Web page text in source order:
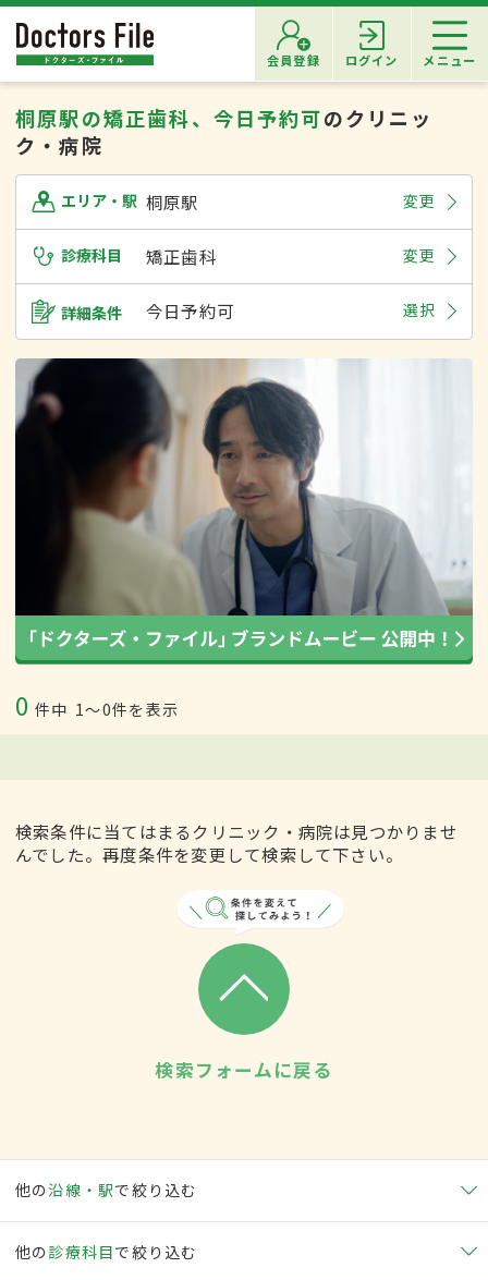
会員登録 ログイン メニュー
桐原駅の矯正歯科、今日予約可のクリニッ
ク・病院
エリア・駅 桐原駅 変更
診療科目 矯正歯科 変更
詳細条件 今日予約可 選択
0 件中 1〜0件を表示
検索条件に当てはまるクリニック・病院は見つかりませ
んでした。再度条件を変更して検索して下さい。
検索フォームに戻る
他の沿線・駅で絞り込む
他の 診療科目で絞り込む